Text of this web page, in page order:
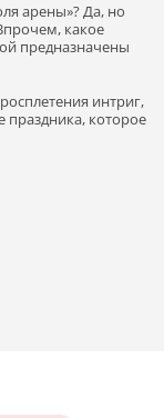
арены»? Да, но
какое
предназначены
интриг,
которое